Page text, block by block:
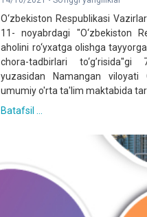
O‘zbekiston Respublikasi
11- noyabrdagi "O‘zbekiston
aholini ro‘yxatga olishga
chora-tadbirlari
yuzasidan Namangan viloyati
umumiy o'rta ta'lim maktabida
Batafsil ...